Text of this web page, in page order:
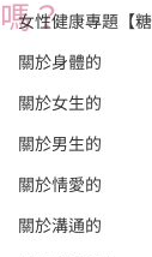
女性健康專題【
關於身體的
關於女生的
關於男生的
關於情愛的
關於溝通的
嗎？